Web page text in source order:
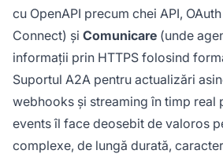
cu OpenAPI precum chei API,
Connect) și Comunicare (unde
informații prin HTTPS folosind
Suportul A2A pentru actualizări
webhooks și streaming în timp real
events îl face deosebit de valoros
complexe, de lungă durată,